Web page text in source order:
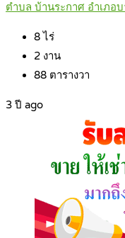
ตำบล บ้านระกาศ อำเภอ
8ไร่
2 งาน
88 ตารางวา
3 ปี ago